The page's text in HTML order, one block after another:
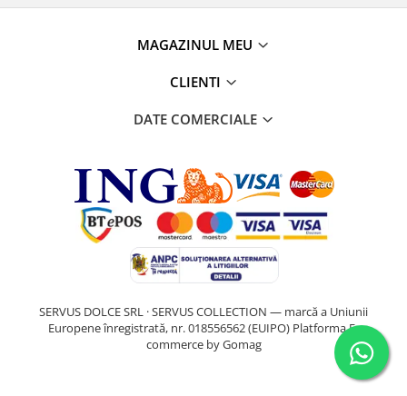
MAGAZINUL MEU
CLIENTI
DATE COMERCIALE
SERVUS DOLCE SRL · SERVUS COLLECTION — marcă a Uniunii
Europene înregistrată, nr. 018556562 (EUIPO) Platforma E-
commerce by Gomag